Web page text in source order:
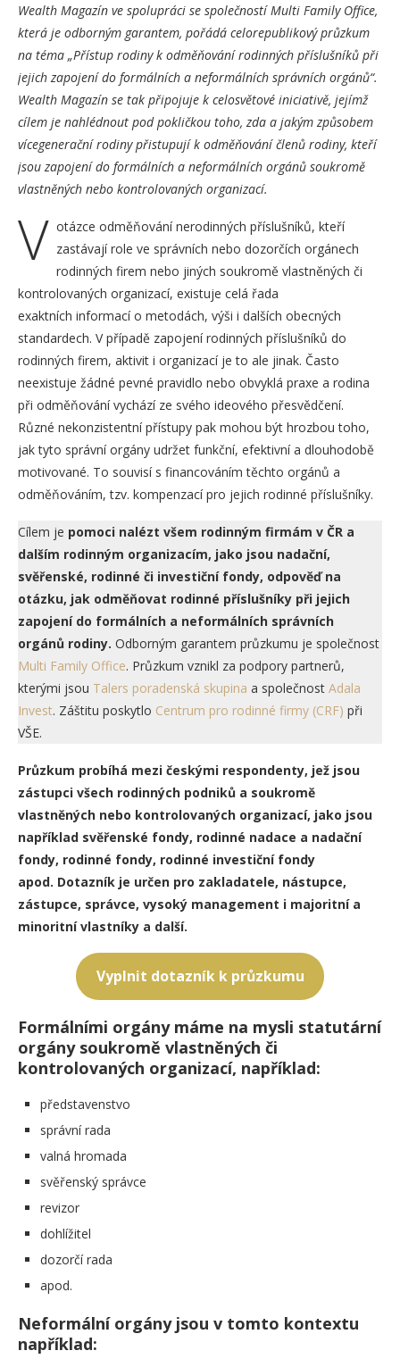
Wealth Magazín ve spolupráci se společností Multi Family Office,
která je odborným garantem, pořádá celorepublikový průzkum
na téma „Přístup rodiny k odměňování rodinných příslušníků při
jejich zapojení do formálních a neformálních správních orgánů“.
Wealth Magazín se tak připojuje k celosvětové iniciativě, jejímž
cílem je nahlédnout pod pokličkou toho, zda a jakým způsobem
vícegenerační rodiny přistupují k odměňování členů rodiny, kteří
jsou zapojení do formálních a neformálních orgánů soukromě
vlastněných nebo kontrolovaných organizací.
V otázce odměňování nerodinných příslušníků, kteří
zastávají role ve správních nebo dozorčích orgánech
rodinných firem nebo jiných soukromě vlastněných či
kontrolovaných organizací, existuje celá řada
exaktních informací o metodách, výši i dalších obecných
standardech. V případě zapojení rodinných příslušníků do
rodinných firem, aktivit i organizací je to ale jinak. Často
neexistuje žádné pevné pravidlo nebo obvyklá praxe a rodina
při odměňování vychází ze svého ideového přesvědčení.
Různé nekonzistentní přístupy pak mohou být hrozbou toho,
jak tyto správní orgány udržet funkční, efektivní a dlouhodobě
motivované. To souvisí s financováním těchto orgánů a
odměňováním, tzv. kompenzací pro jejich rodinné příslušníky.
Cílem je pomoci nalézt všem rodinným firmám v ČR a
dalším rodinným organizacím, jako jsou nadační,
svěřenské, rodinné či investiční fondy, odpověď na
otázku, jak odměňovat rodinné příslušníky při jejich
zapojení do formálních a neformálních správních
orgánů rodiny. Odborným garantem průzkumu je společnost
Multi Family Office. Průzkum vznikl za podpory partnerů,
kterými jsou Talers poradenská skupina a společnost Adala
Invest. Záštitu poskytlo Centrum pro rodinné firmy (CRF) při
VŠE.
Průzkum probíhá mezi českými respondenty, jež jsou
zástupci všech rodinných podniků a soukromě
vlastněných nebo kontrolovaných organizací, jako jsou
například svěřenské fondy, rodinné nadace a nadační
fondy, rodinné fondy, rodinné investiční fondy
apod. Dotazník je určen pro zakladatele, nástupce,
zástupce, správce, vysoký management i majoritní a
minoritní vlastníky a další.
Vyplnit dotazník k průzkumu
Formálními orgány máme na mysli statutární
orgány soukromě vlastněných či
kontrolovaných organizací, například:
představenstvo
správní rada
valná hromada
svěřenský správce
revizor
dohlížitel
dozorčí rada
apod.
Neformální orgány jsou v tomto kontextu
například: